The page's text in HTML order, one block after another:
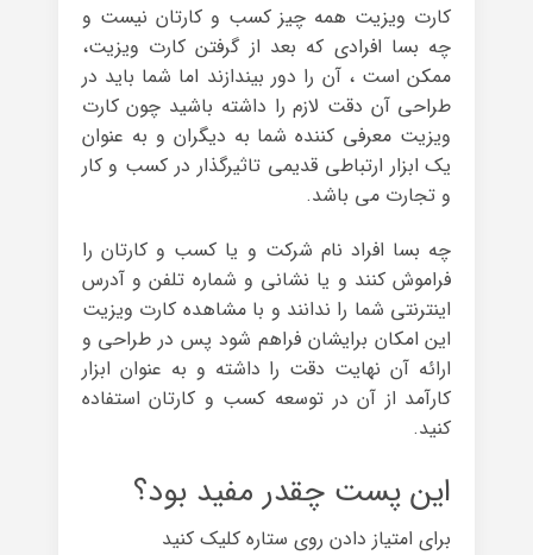
کارت ویزیت همه چیز کسب و کارتان نیست و
چه بسا افرادی که بعد از گرفتن کارت ویزیت،
ممکن است ، آن را دور بیندازند اما شما باید در
طراحی آن دقت لازم را داشته باشید چون کارت
ویزیت معرفی کننده شما به دیگران و به عنوان
یک ابزار ارتباطی قدیمی تاثیرگذار در کسب و کار
و تجارت می باشد.
چه بسا افراد نام شرکت و یا کسب و کارتان را
فراموش کنند و یا نشانی و شماره تلفن و آدرس
اینترنتی شما را ندانند و با مشاهده کارت ویزیت
این امکان برایشان فراهم شود پس در طراحی و
ارائه آن نهایت دقت را داشته و به عنوان ابزار
کارآمد از آن در توسعه کسب و کارتان استفاده
کنید.
این پست چقدر مفید بود؟
برای امتیاز دادن روی ستاره کلیک کنید